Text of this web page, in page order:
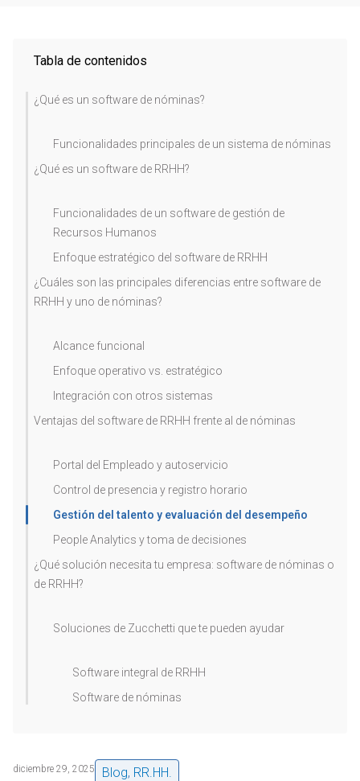
Tabla de contenidos
¿Qué es un software de nóminas?
Funcionalidades principales de un sistema de nóminas
¿Qué es un software de RRHH?
Funcionalidades de un software de gestión de
Recursos Humanos
Enfoque estratégico del software de RRHH
¿Cuáles son las principales diferencias entre software de
RRHH y uno de nóminas?
Alcance funcional
Enfoque operativo vs. estratégico
Integración con otros sistemas
Ventajas del software de RRHH frente al de nóminas
Portal del Empleado y autoservicio
Control de presencia y registro horario
Gestión del talento y evaluación del desempeño
People Analytics y toma de decisiones
¿Qué solución necesita tu empresa: software de nóminas o
de RRHH?
Soluciones de Zucchetti que te pueden ayudar
Software integral de RRHH
Software de nóminas
diciembre 29, 2025 Blog, RR.HH.